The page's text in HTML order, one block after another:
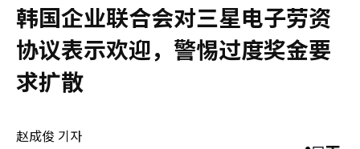
韩国企业联合会对三星电子劳资
协议表示欢迎，警惕过度奖金要
求扩散
赵成俊 기자